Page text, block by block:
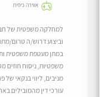
אווירה כיפית
למחלקה משפטית של
וביצוע דרוש/ה טרום/
במתן מעטפת משפטית
משפטיות, ניסוח חוזים
מניבים, ליווי בנקאי של
עורכי דין מהמובילים